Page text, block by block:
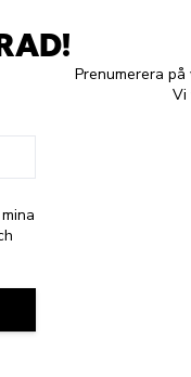
Prenumerera
Vi